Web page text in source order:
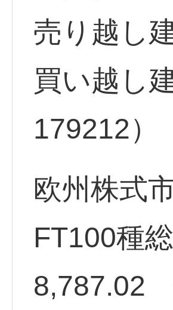
売り越し
買い越し
179212）
欧州株式
FT100種
8,787.02